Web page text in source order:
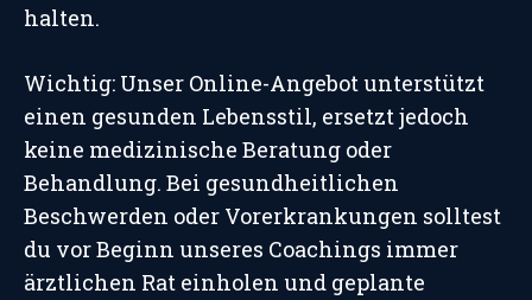
halten.
Wichtig: Unser Online-Angebot unterstützt
einen gesunden Lebensstil, ersetzt jedoch
keine medizinische Beratung oder
Behandlung. Bei gesundheitlichen
Beschwerden oder Vorerkrankungen solltest
du vor Beginn unseres Coachings immer
ärztlichen Rat einholen und geplante